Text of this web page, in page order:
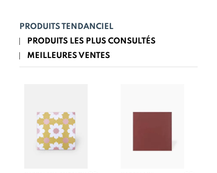
PRODUITS TENDANCIEL
PRODUITS LES PLUS CONSULTÉS
MEILLEURES VENTES